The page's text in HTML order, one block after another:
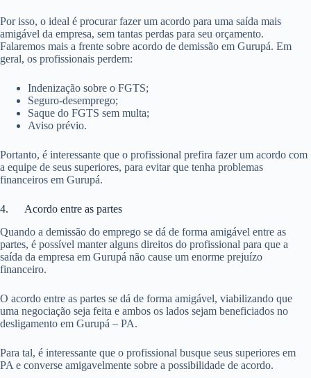
Por isso, o ideal é procurar fazer um acordo para uma saída mais
amigável da empresa, sem tantas perdas para seu orçamento.
Falaremos mais a frente sobre acordo de demissão em Gurupá. Em
geral, os profissionais perdem:
Indenização sobre o FGTS;
Seguro-desemprego;
Saque do FGTS sem multa;
Aviso prévio.
Portanto, é interessante que o profissional prefira fazer um acordo com
a equipe de seus superiores, para evitar que tenha problemas
financeiros em Gurupá.
4. Acordo entre as partes
Quando a demissão do emprego se dá de forma amigável entre as
partes, é possível manter alguns direitos do profissional para que a
saída da empresa em Gurupá não cause um enorme prejuízo
financeiro.
O acordo entre as partes se dá de forma amigável, viabilizando que
uma negociação seja feita e ambos os lados sejam beneficiados no
desligamento em Gurupá – PA.
Para tal, é interessante que o profissional busque seus superiores em
PA e converse amigavelmente sobre a possibilidade de acordo.